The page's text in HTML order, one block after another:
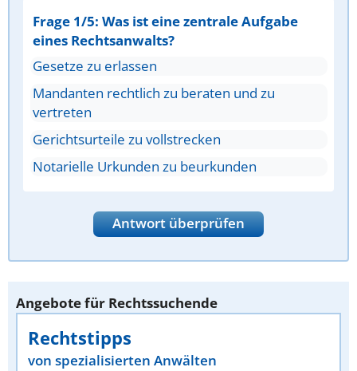
Frage 1/5: Was ist eine zentrale Aufgabe
eines Rechtsanwalts?
Gesetze zu erlassen
Mandanten rechtlich zu beraten und zu
vertreten
Gerichtsurteile zu vollstrecken
Notarielle Urkunden zu beurkunden
Antwort überprüfen
Angebote für Rechtssuchende
Rechtstipps
von spezialisierten Anwälten